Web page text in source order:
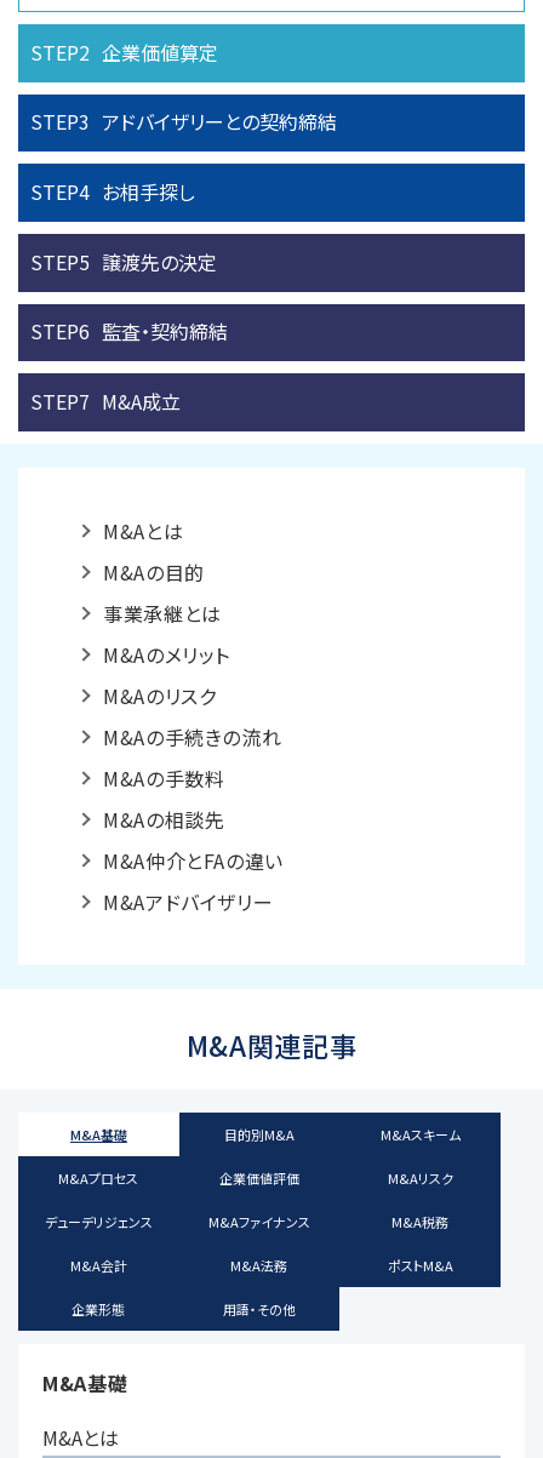
STEP2 企業価値算定
STEP3 アドバイザリーとの契約締結
STEP4 お相手探し
STEP5 譲渡先の決定
STEP6 監査・契約締結
STEP7 M&A成立
M&Aとは
M&Aの目的
事業承継とは
M&Aのメリット
M&Aのリスク
M&Aの手続きの流れ
M&Aの手数料
M&Aの相談先
M&A仲介とFAの違い
M&Aアドバイザリー
M&A関連記事
M&A基礎 目的別M&A M&Aスキーム
M&Aプロセス 企業価値評価 M&Aリスク
デューデリジェンス M&Aファイナンス M&A税務
M&A会計 M&A法務 ポストM&A
企業形態 用語・その他
M&A基礎
M&Aとは